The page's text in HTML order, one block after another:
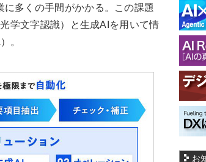
多くの手間がかかる。この課題
学文字認識）と生成AIを用いて情
）。
お